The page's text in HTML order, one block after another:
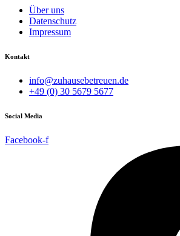
Über uns
Datenschutz
Impressum
Kontakt
info@zuhausebetreuen.de
+49 (0) 30 5679 5677
Social Media
Facebook-f